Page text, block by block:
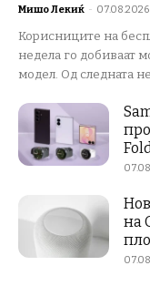
Мишо Лекиќ - 07.08.2026
Корисниците на
недела го добиваат
модел. Од следната
на